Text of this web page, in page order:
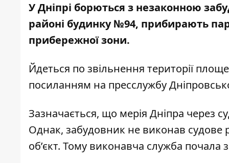
У Дніпрі борються з незаконною
районі будинку №94, прибирають
прибережної зони.
Йдеться по звільнення території
посиланням на пресслужбу
Зазначається, що мерія Дніпра через
Однак, забудовник не виконав судове
об’єкт. Тому виконавча служба почала